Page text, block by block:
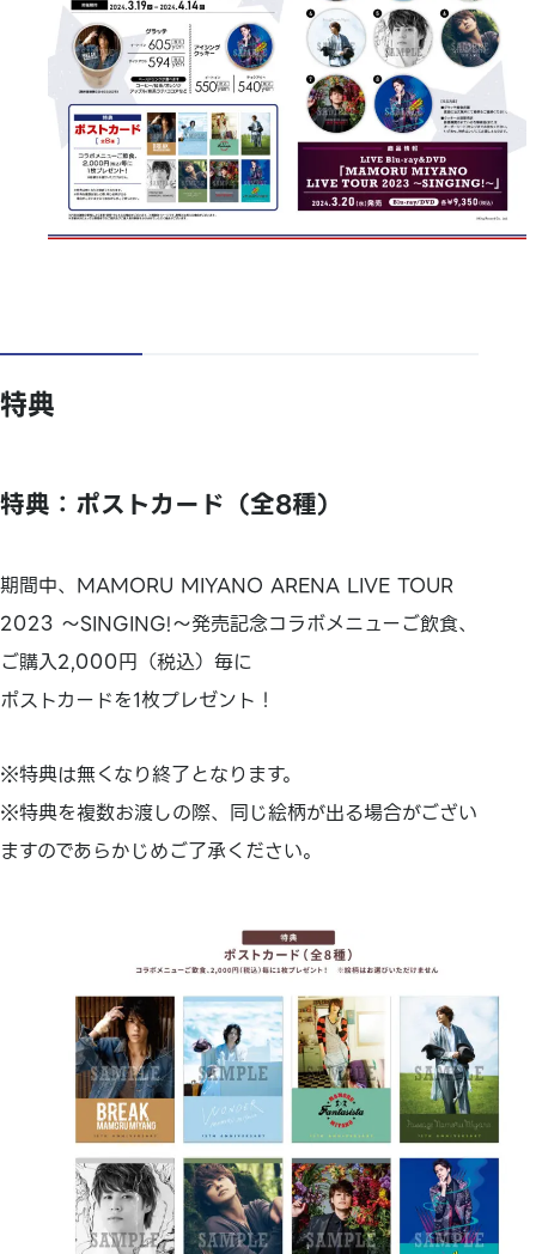
特典
特典：ポストカード（全8種）
期間中、MAMORU MIYANO ARENA LIVE TOUR
2023 ～SINGING!～発売記念コラボメニューご飲食、
ご購入2,000円（税込）毎に
ポストカードを1枚プレゼント！
※特典は無くなり終了となります。
※特典を複数お渡しの際、同じ絵柄が出る場合がござい
ますのであらかじめご了承ください。